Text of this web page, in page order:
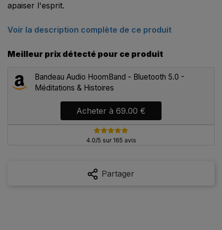
apaiser l'esprit.
Voir la description complète de ce produit
Meilleur prix détecté pour ce produit
Bandeau Audio HoomBand - Bluetooth 5.0 -
Méditations & Histoires
Acheter à 69.00 €
4.0/5 sur 165 avis
Partager